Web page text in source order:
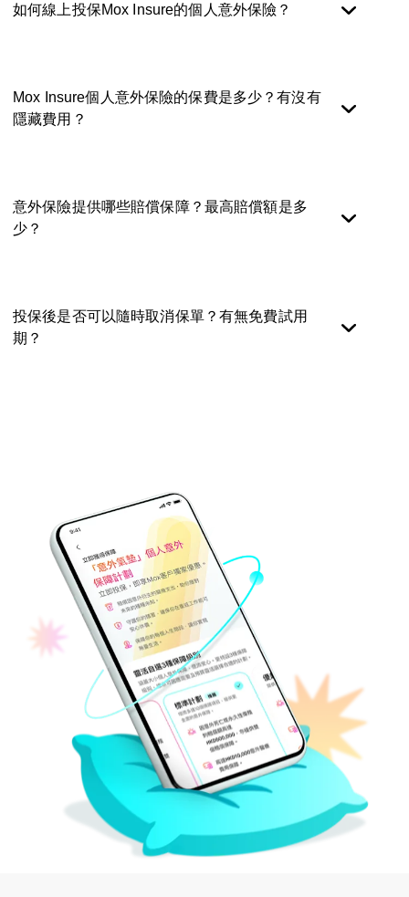
明，確保您清楚了解保障範圍。
如何線上投保Mox Insure的個人意外保險？
核、生效，整個流程方便快捷，毋須繁複文件。
Mox Insure個人意外保險的保費是多少？有沒有
隱藏費用？
管理自己的保障。
意外保險提供哪些賠償保障？最高賠償額是多
少？
間發生意外，更可獲雙倍賠償，及涵蓋跌打醫療等其他費
投保後是否可以隨時取消保單？有無免費試用
期？